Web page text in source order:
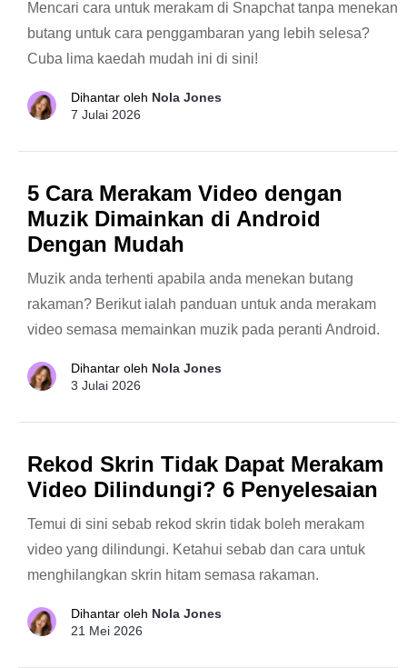
Mencari cara untuk merakam di Snapchat tanpa menekan
butang untuk cara penggambaran yang lebih selesa?
Cuba lima kaedah mudah ini di sini!
Dihantar oleh Nola Jones
7 Julai 2026
5 Cara Merakam Video dengan
Muzik Dimainkan di Android
Dengan Mudah
Muzik anda terhenti apabila anda menekan butang
rakaman? Berikut ialah panduan untuk anda merakam
video semasa memainkan muzik pada peranti Android.
Dihantar oleh Nola Jones
3 Julai 2026
Rekod Skrin Tidak Dapat Merakam
Video Dilindungi? 6 Penyelesaian
Temui di sini sebab rekod skrin tidak boleh merakam
video yang dilindungi. Ketahui sebab dan cara untuk
menghilangkan skrin hitam semasa rakaman.
Dihantar oleh Nola Jones
21 Mei 2026